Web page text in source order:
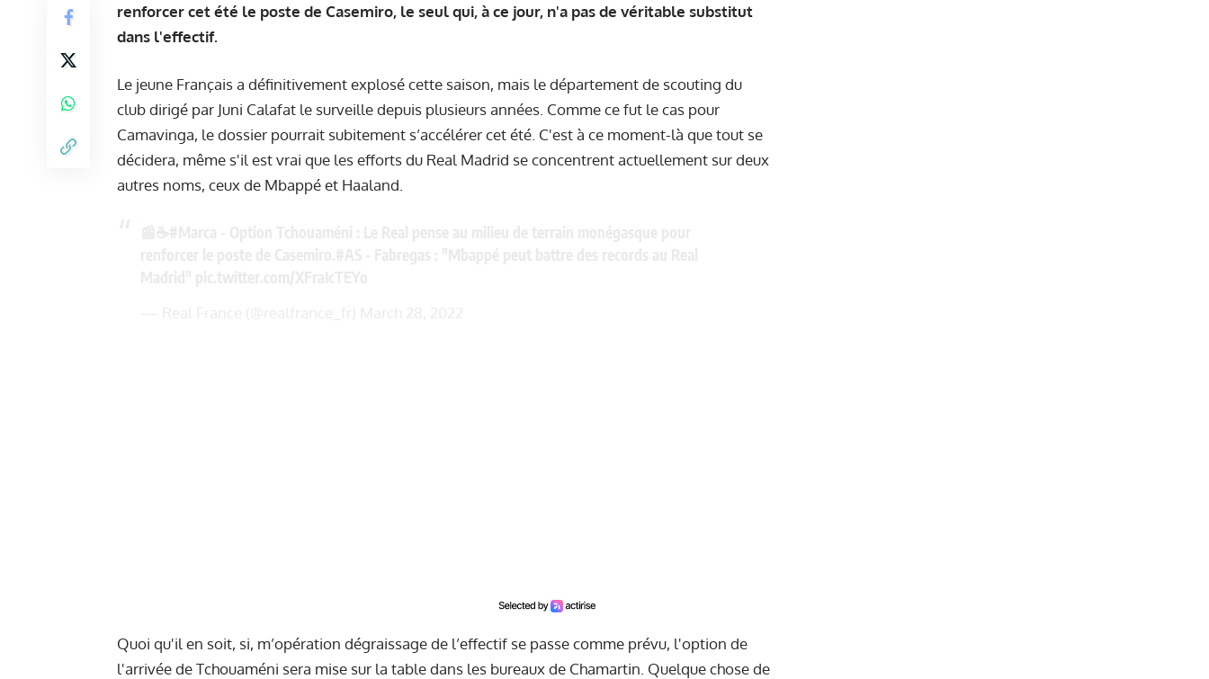
renforcer cet été le poste de Casemiro, le seul qui, à ce jour, n'a pas de véritable substitut
dans l'effectif.
Le jeune Français a définitivement explosé cette saison, mais le département de scouting du
club dirigé par Juni Calafat le surveille depuis plusieurs années. Comme ce fut le cas pour
Camavinga, le dossier pourrait subitement s’accélérer cet été. C'est à ce moment-là que tout se
décidera, même s'il est vrai que les efforts du Real Madrid se concentrent actuellement sur deux
autres noms, ceux de Mbappé et Haaland.
Quoi qu'il en soit, si, m’opération dégraissage de l’effectif se passe comme prévu, l'option de
l'arrivée de Tchouaméni sera mise sur la table dans les bureaux de Chamartin. Quelque chose de